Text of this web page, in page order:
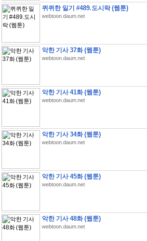
퀴퀴한 일기 #489.도시락 (웹툰)
webtoon.daum.net
악한 기사 37화 (웹툰)
webtoon.daum.net
악한 기사 41화 (웹툰)
webtoon.daum.net
악한 기사 34화 (웹툰)
webtoon.daum.net
악한 기사 45화 (웹툰)
webtoon.daum.net
악한 기사 48화 (웹툰)
webtoon.daum.net